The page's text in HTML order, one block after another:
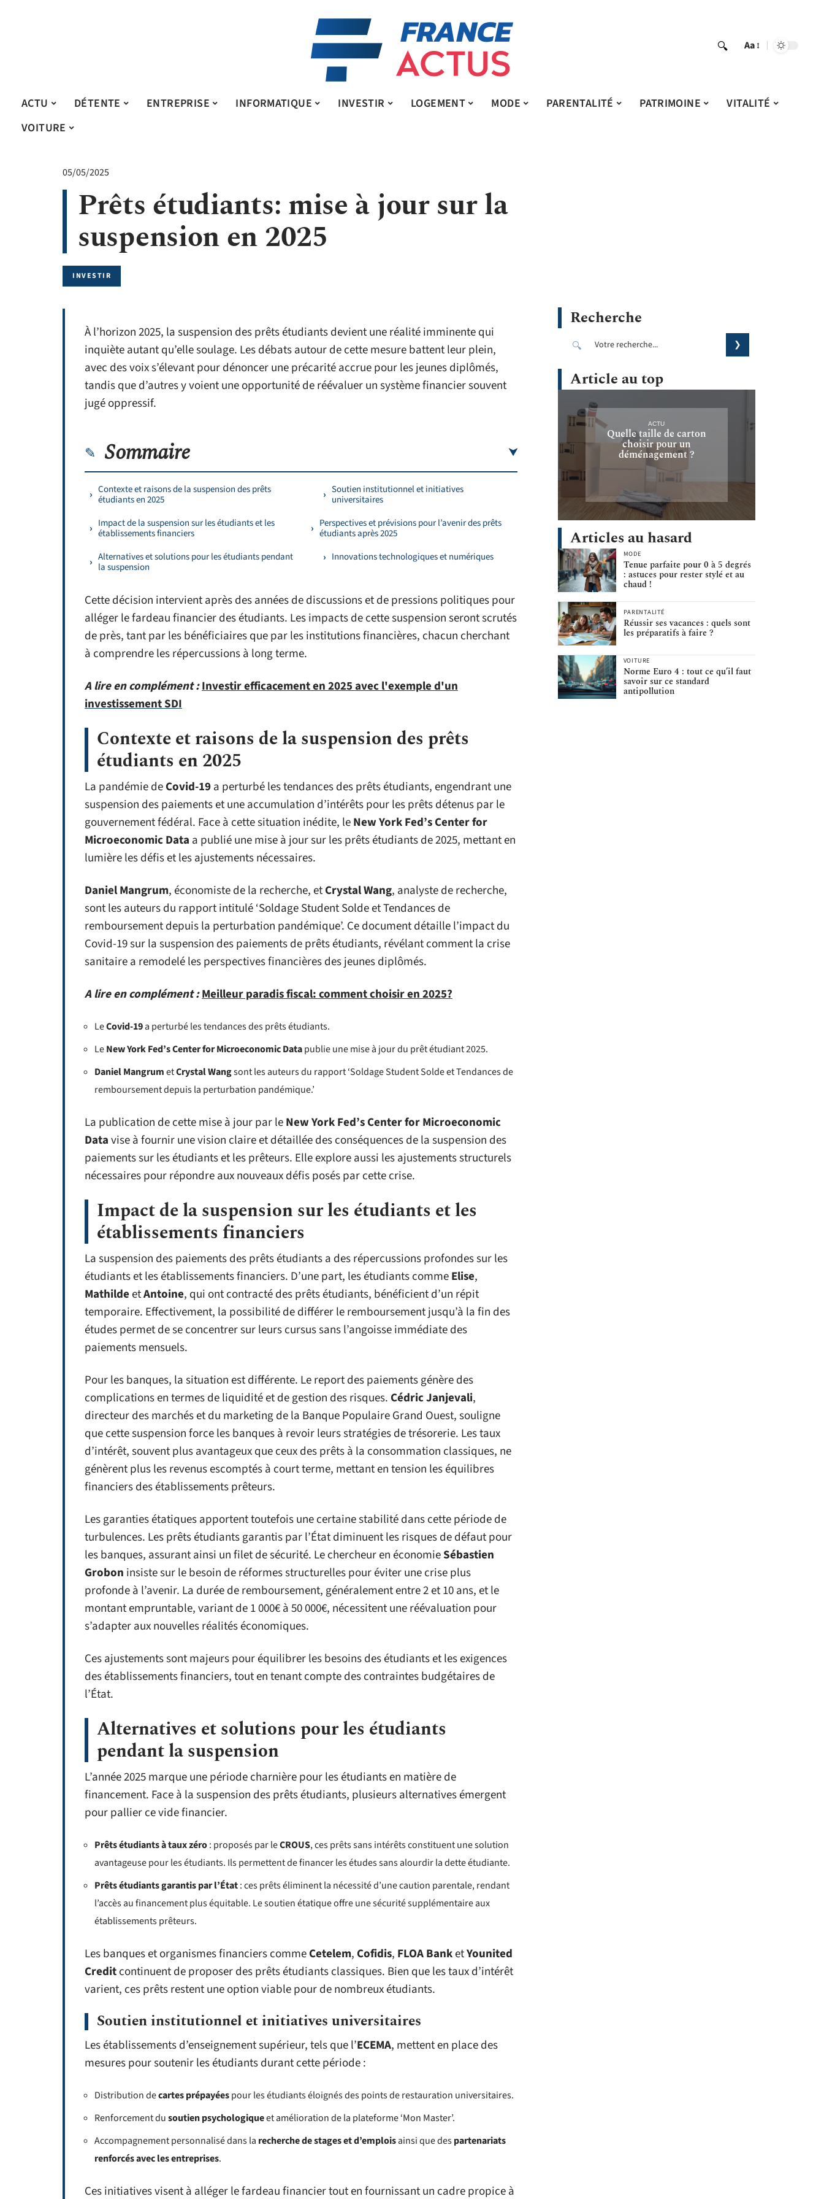
Aa
ACTU DÉTENTE ENTREPRISE INFORMATIQUE INVESTIR LOGEMENT MODE PARENTALITÉ PATRIMOINE
VITALITÉ
VOITURE
05/05/2025
Prêts étudiants: mise à jour sur la
suspension en 2025
INVESTIR
À l’horizon 2025, la suspension des prêts étudiants devient une réalité imminente qui
inquiète autant qu’elle soulage. Les débats autour de cette mesure battent leur plein,
avec des voix s’élevant pour dénoncer une précarité accrue pour les jeunes diplômés,
tandis que d’autres y voient une opportunité de réévaluer un système financier souvent
jugé oppressif.
Sommaire
Contexte et raisons de la suspension des prêts
étudiants en 2025
Impact de la suspension sur les étudiants et les
établissements financiers
Alternatives et solutions pour les étudiants pendant
la suspension
Soutien institutionnel et initiatives
universitaires
Perspectives et prévisions pour l’avenir des prêts
étudiants après 2025
Innovations technologiques et numériques
Cette décision intervient après des années de discussions et de pressions politiques pour
alléger le fardeau financier des étudiants. Les impacts de cette suspension seront scrutés
de près, tant par les bénéficiaires que par les institutions financières, chacun cherchant
à comprendre les répercussions à long terme.
A lire en complément :Investir efficacement en 2025 avec l'exemple d'un
investissement SDI
Contexte et raisons de la suspension des prêts
étudiants en 2025
La pandémie deCovid-19a perturbé les tendances des prêts étudiants, engendrant une
suspension des paiements et une accumulation d’intérêts pour les prêts détenus par le
gouvernement fédéral. Face à cette situation inédite, leNew York Fed’s Center for
Microeconomic Data a publié une mise à jour sur les prêts étudiants de 2025, mettant en
lumière les défis et les ajustements nécessaires.
Daniel Mangrum, économiste de la recherche, etCrystal Wang, analyste de recherche,
sont les auteurs du rapport intitulé ‘Soldage Student Solde et Tendances de
remboursement depuis la perturbation pandémique’. Ce document détaille l’impact du
Covid-19 sur la suspension des paiements de prêts étudiants, révélant comment la crise
sanitaire a remodelé les perspectives financières des jeunes diplômés.
A lire en complément :Meilleur paradis fiscal: comment choisir en 2025?
LeCovid-19a perturbé les tendances des prêts étudiants.
LeNew York Fed’s Center for Microeconomic Datapublie une mise à jour du prêt étudiant 2025.
Daniel MangrumetCrystal Wangsont les auteurs du rapport ‘Soldage Student Solde et Tendances de
remboursement depuis la perturbation pandémique.’
La publication de cette mise à jour par leNew York Fed’s Center for Microeconomic
Datavise à fournir une vision claire et détaillée des conséquences de la suspension des
paiements sur les étudiants et les prêteurs. Elle explore aussi les ajustements structurels
nécessaires pour répondre aux nouveaux défis posés par cette crise.
Impact de la suspension sur les étudiants et les
établissements financiers
La suspension des paiements des prêts étudiants a des répercussions profondes sur les
étudiants et les établissements financiers. D’une part, les étudiants commeElise,
MathildeetAntoine, qui ont contracté des prêts étudiants, bénéficient d’un répit
temporaire. Effectivement, la possibilité de différer le remboursement jusqu’à la fin des
études permet de se concentrer sur leurs cursus sans l’angoisse immédiate des
paiements mensuels.
Pour les banques, la situation est différente. Le report des paiements génère des
complications en termes de liquidité et de gestion des risques. Cédric Janjevali,
directeur des marchés et du marketing de la Banque Populaire Grand Ouest, souligne
que cette suspension force les banques à revoir leurs stratégies de trésorerie. Les taux
d’intérêt, souvent plus avantageux que ceux des prêts à la consommation classiques, ne
génèrent plus les revenus escomptés à court terme, mettant en tension les équilibres
financiers des établissements prêteurs.
Les garanties étatiques apportent toutefois une certaine stabilité dans cette période de
turbulences. Les prêts étudiants garantis par l’État diminuent les risques de défaut pour
les banques, assurant ainsi un filet de sécurité. Le chercheur en économieSébastien
Grobon insiste sur le besoin de réformes structurelles pour éviter une crise plus
profonde à l’avenir. La durée de remboursement, généralement entre 2 et 10 ans, et le
montant empruntable, variant de 1 000€ à 50 000€, nécessitent une réévaluation pour
s’adapter aux nouvelles réalités économiques.
Ces ajustements sont majeurs pour équilibrer les besoins des étudiants et les exigences
des établissements financiers, tout en tenant compte des contraintes budgétaires de
l’État.
Alternatives et solutions pour les étudiants
pendant la suspension
L’année 2025 marque une période charnière pour les étudiants en matière de
financement. Face à la suspension des prêts étudiants, plusieurs alternatives émergent
pour pallier ce vide financier.
Prêts étudiants à taux zéro: proposés par leCROUS, ces prêts sans intérêts constituent une solution
avantageuse pour les étudiants. Ils permettent de financer les études sans alourdir la dette étudiante.
Prêts étudiants garantis par l’État: ces prêts éliminent la nécessité d’une caution parentale, rendant
l’accès au financement plus équitable. Le soutien étatique offre une sécurité supplémentaire aux
établissements prêteurs.
Les banques et organismes financiers commeCetelem, Cofidis, FLOA BanketYounited
Creditcontinuent de proposer des prêts étudiants classiques. Bien que les taux d’intérêt
varient, ces prêts restent une option viable pour de nombreux étudiants.
Soutien institutionnel et initiatives universitaires
Les établissements d’enseignement supérieur, tels que l’ECEMA, mettent en place des
mesures pour soutenir les étudiants durant cette période :
Distribution decartes prépayéespour les étudiants éloignés des points de restauration universitaires.
Renforcement dusoutien psychologiqueet amélioration de la plateforme ‘Mon Master’.
Accompagnement personnalisé dans la recherche de stages et d’emploisainsi que despartenariats
renforcés avec les entreprises.
Ces initiatives visent à alléger le fardeau financier tout en fournissant un cadre propice à
Recherche
Article au top
ACTU
Quelle taille de carton
choisir pour un
déménagement ?
Articles au hasard
MODE
Tenue parfaite pour 0 à 5 degrés
: astuces pour rester stylé et au
chaud !
PARENTALITÉ
Réussir ses vacances : quels sont
les préparatifs à faire ?
VOITURE
Norme Euro 4 : tout ce qu’il faut
savoir sur ce standard
antipollution